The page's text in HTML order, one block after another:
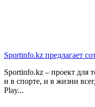
Sportinfo.kz предлагает
Sportinfo.kz – проект для
и в спорте, и в жизни
Play...